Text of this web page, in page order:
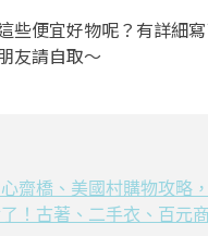
些便宜好物呢？有詳細
友請自取～
齋橋、美國村購物攻略
！古著、二手衣、百元